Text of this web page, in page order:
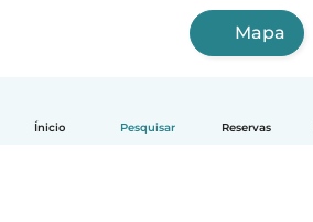
Ínicio Pesquisar Reservas
Mapa